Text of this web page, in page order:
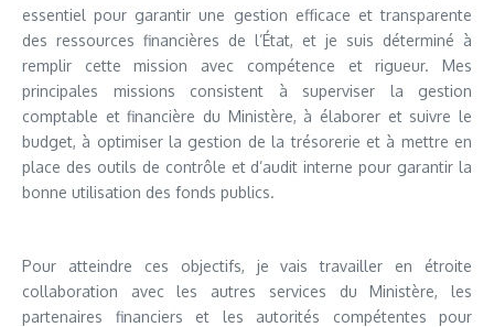
essentiel pour garantir une gestion efficace et transparente
des ressources financières de l’État, et je suis déterminé à
remplir cette mission avec compétence et rigueur. Mes
principales missions consistent à superviser la gestion
comptable et financière du Ministère, à élaborer et suivre le
budget, à optimiser la gestion de la trésorerie et à mettre en
place des outils de contrôle et d’audit interne pour garantir la
bonne utilisation des fonds publics.
Pour atteindre ces objectifs, je vais travailler en étroite
collaboration avec les autres services du Ministère, les
partenaires financiers et les autorités compétentes pour